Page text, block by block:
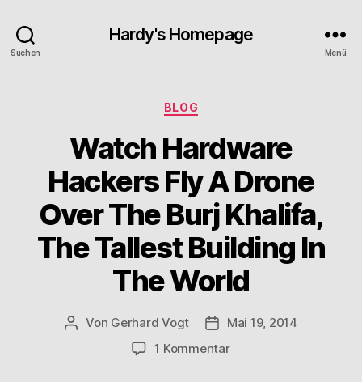
Suchen
Hardy's Homepage
Menü
Kategorien
BLOG
Watch Hardware
Hackers Fly A Drone
Over The Burj Khalifa,
The Tallest Building In
The World
Beitragsautor
Von Gerhard Vogt Veröffentlichungsdatum
Mai 19, 2014
1 Kommentarzu